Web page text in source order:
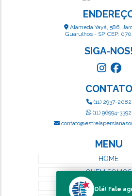
Alameda Yayá, 586,
Guarulhos - SP, CEP:
SIGA-NOS!
CONTATO
(11) 2937-2082
(11) 96994-3392
MENU
HOME
QUEM SOMOS
SERVIÇOS
Olá! Fale